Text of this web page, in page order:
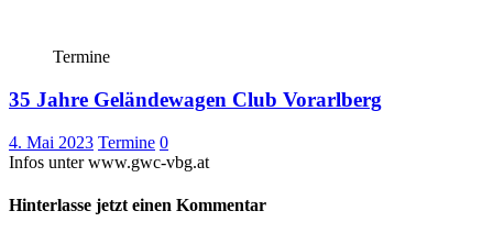
Termine
35 Jahre Geländewagen Club Vorarlberg
4. Mai 2023 Termine 0
Infos unter www.gwc-vbg.at
Hinterlasse jetzt einen Kommentar